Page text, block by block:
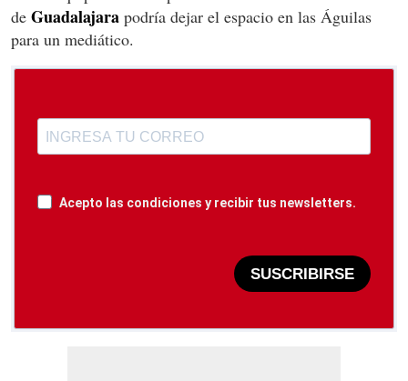
de Guadalajara podría dejar el espacio en las Águilas
para un mediático.
Acepto las condiciones y recibir tus newsletters.
SUSCRIBIRSE